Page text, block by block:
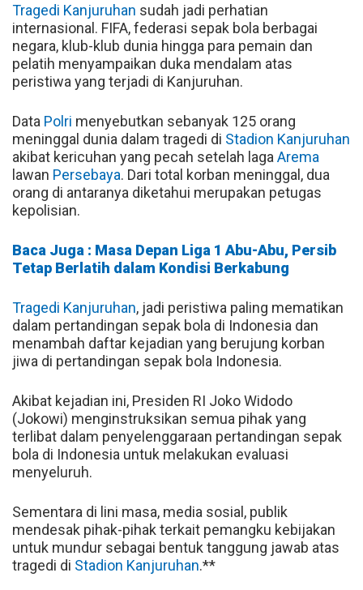
Tragedi Kanjuruhan sudah jadi perhatian
internasional. FIFA, federasi sepak bola berbagai
negara, klub-klub dunia hingga para pemain dan
pelatih menyampaikan duka mendalam atas
peristiwa yang terjadi di Kanjuruhan.
Data Polri menyebutkan sebanyak 125 orang
meninggal dunia dalam tragedi di Stadion Kanjuruhan
akibat kericuhan yang pecah setelah laga Arema
lawan Persebaya. Dari total korban meninggal, dua
orang di antaranya diketahui merupakan petugas
kepolisian.
Baca Juga : Masa Depan Liga 1 Abu-Abu, Persib
Tetap Berlatih dalam Kondisi Berkabung
Tragedi Kanjuruhan, jadi peristiwa paling mematikan
dalam pertandingan sepak bola di Indonesia dan
menambah daftar kejadian yang berujung korban
jiwa di pertandingan sepak bola Indonesia.
Akibat kejadian ini, Presiden RI Joko Widodo
(Jokowi) menginstruksikan semua pihak yang
terlibat dalam penyelenggaraan pertandingan sepak
bola di Indonesia untuk melakukan evaluasi
menyeluruh.
Sementara di lini masa, media sosial, publik
mendesak pihak-pihak terkait pemangku kebijakan
untuk mundur sebagai bentuk tanggung jawab atas
tragedi di Stadion Kanjuruhan.**